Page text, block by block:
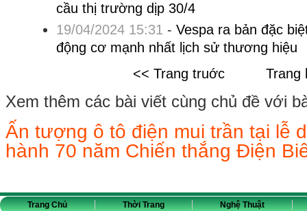
cầu thị trường dịp 30/4
19/04/2024 15:31 - Vespa ra bản đặc
động cơ mạnh nhất lịch sử thương hiệu
<< Trang truớc
Trang
Xem thêm các bài viết cùng chủ đề với
Ấn tượng ô tô điện mui trần tại lễ
hành 70 năm Chiến thắng Điện
Trang Chủ Thời Trang Nghệ Thuật